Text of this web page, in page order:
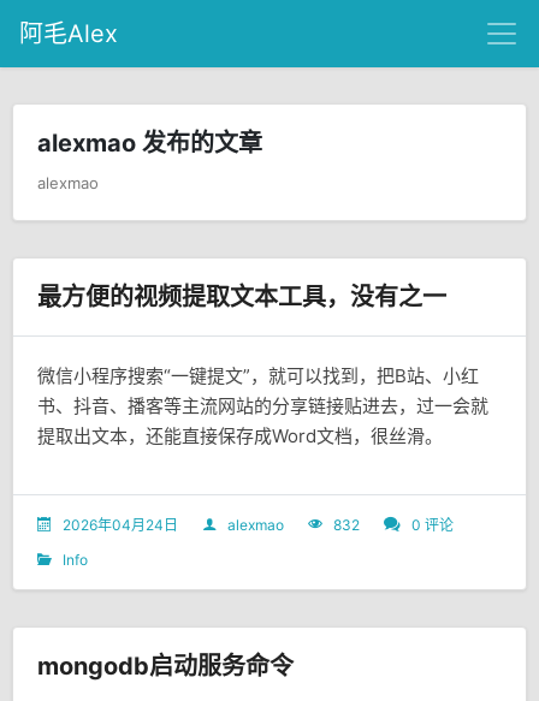
阿毛Alex
alexmao 发布的文章
alexmao
最方便的视频提取文本工具，没有之一
微信小程序搜索“一键提文”，就可以找到，把B站、小红
书、抖音、播客等主流网站的分享链接贴进去，过一会就
提取出文本，还能直接保存成Word文档，很丝滑。
2026年04月24日 alexmao 832
0 评论
Info
mongodb启动服务命令